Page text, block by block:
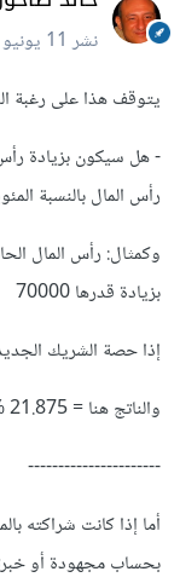
نشر11 يونيو 2017
يتوقف هذا على رغبة
- هل سيكون بزيادة
رأس المال بالنسبة
بزيادة قدرها 70000
إذا حصة الشريك الجديد = (70000 × 100) ÷
والناتج هنا = 21.875 % حصة الشريك الجديد السادس
----------------------
أما إذا كانت شراكته
بحساب مجهودة أو